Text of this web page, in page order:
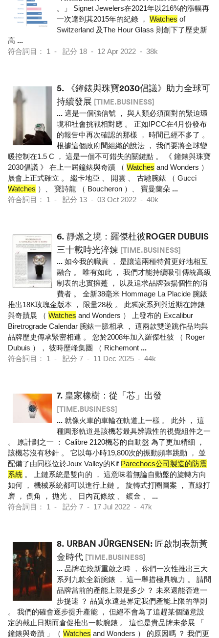
。」 Signet Jewelers在2021年以216%的漲幅再
一次達到其2015年的紀錄 ， Watches of
Switzerland 及The Hour Glass 則創下了歷史新
高 ...
符合詞目： 1 - 記分 18 - 12 Apr 2022 - 38k
5.
《鐘錶與珠寶2030倡議》助力全球可
持續發展 [TIME.BUSINESS]
... 這是一個強信號 ， 與人類必須面對的緊迫環
境和社會挑戰相對應 。 正如IPCC在4月份發布
的報告中再次確認的那樣 ， 時間已經不多了 。
根據這個政府間組織的說法 ， 我們要將全球變
暖控制在1.5 C ， 這是一個不可錯失的關鍵點 。 《 鐘錶與珠寶
2030倡議 》 在上一屆鐘錶與奇蹟 （ Watches and Wonders ）
展會上正式確立 。 繼卡地亞 、 開雲 、 古馳腕錶 （ Gucci
Watches ）、 寶詩龍 （ Boucheron ）、 寶曼蘭朵 ...
符合詞目： 1 - 記分 13 - 03 Oct 2022 - 40k
6. 靜燃之境：羅傑杜彼ROGER DUBUIS
三十載時光淬鍊 [TIME.BUSINESS]
... 如今我的職責 ， 是讓這兩種特質更好地相互
融合 。 唯有如此 ， 我們才能持續吸引傳統高級
制表的忠實擁躉 ， 以及追求品牌張揚個性的消
費者 。 全新38毫米 Hommage La Placide 腕錶
推出18K玫瑰金版本 ， 限量28枚 。 此獨家系列與近期在鐘錶
與奇蹟展 （ Watches and Wonders ） 上發布的 Excalibur
Biretrograde Calendar 腕錶一脈相承 ， 這兩款雙逆跳作品均與
品牌歷史傳承緊密相連 。 您於2008年加入羅傑杜彼 （ Roger
Dubuis ）， 彼時歷峰集團 （ Richemont ...
符合詞目： 1 - 記分 7 - 11 Dec 2025 - 44k
7. 皇家橡樹：從「芯」出發
[TIME.BUSINESS]
... 就像火車的車輪在軌道上一樣 。 此外 ， 這
種圓形軌道是該機芯最具辨識性的視覺組件之一
。 原計劃之一 ： Calibre 2120機芯的自動盤 為了更加精細 ，
該機芯沒有秒針 。 它以每小時19,800次的振動頻率跳動 ， 並
配備了由同樣位於Joux Valley的Kif Parechocs公司製造的防震
系統 。 上鏈系統是雙向的 ， 這意味着無論自動盤的旋轉方向
如何 ， 機械系統都可以進行上鏈 。 旋轉式打圈圖案 ， 直線打
磨 ， 倒角 ， 拋光 、 日內瓦條紋 、 鍍金 、 ...
符合詞目： 1 - 記分 7 - 17 Jul 2022 - 47k
8. URBAN JÜRGENSEN: 匠啟制表新黃
金時代 [TIME.BUSINESS]
... 品牌在煥新重啟之時 ， 你們一次性推出三大
系列九款全新腕錶 ， 這一舉措極具魄力 。 請問
品牌當前的產能上限是多少 ？ 未來還能否進一
步提速 ？ 品質永遠是界定我們產能上限的準則
。 我們的確會逐步提升產能 ， 但絕不會為了追趕某個隨意設
定的截止日期而倉促推出一款腕錶 。 這也是貴品牌未參展 「
鐘錶與奇蹟 」（ Watches and Wonders ） 的原因嗎 ？ 我們更